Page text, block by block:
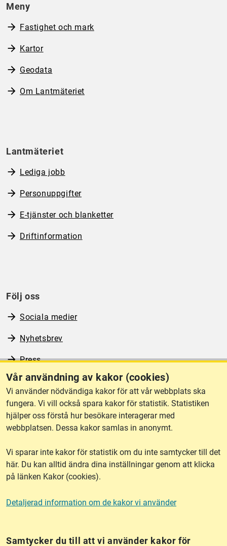
Vår användning av kakor (cookies)
Vi använder nödvändiga kakor för att vår webbplats ska
fungera. Vi vill också spara kakor för statistik. Statistiken
hjälper oss förstå hur besökare interagerar med
webbplatsen. Dessa kakor samlas in anonymt.
Vi sparar inte kakor för statistik om du inte samtycker till det
här. Du kan alltid ändra dina inställningar genom att klicka
på länken Kakor (cookies).
Detaljerad information om de kakor vi använder
Samtycker du till att vi använder kakor för
Meny
Fastighet och mark
Kartor
Geodata
Om Lantmäteriet
Lantmäteriet
Lediga jobb
Personuppgifter
E-tjänster och blanketter
Driftinformation
Följ oss
Sociala medier
Nyhetsbrev
Press
RSS
Om webbplatsen
Tillgänglighet
Other languages
Kakor (cookies)